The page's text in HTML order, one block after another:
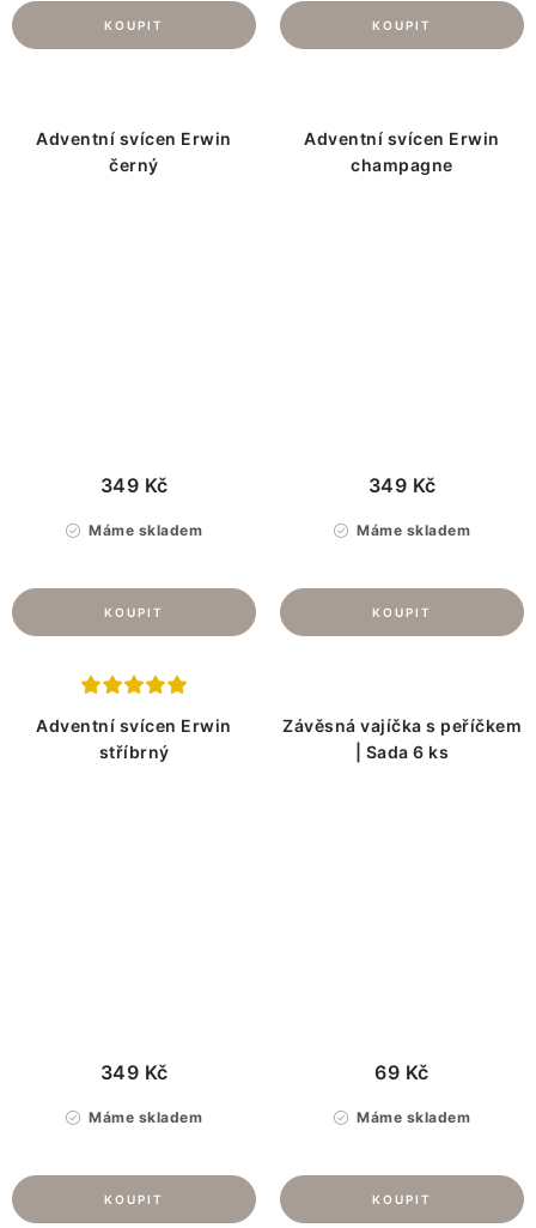
Adventní svícen Erwin
černý
Máme skladem
349 Kč
Adventní svícen Erwin
champagne
Máme skladem
349 Kč
Adventní svícen Erwin
stříbrný
Máme skladem
349 Kč
Závěsná vajíčka s peříčkem
| Sada 6 ks
Máme skladem
69 Kč